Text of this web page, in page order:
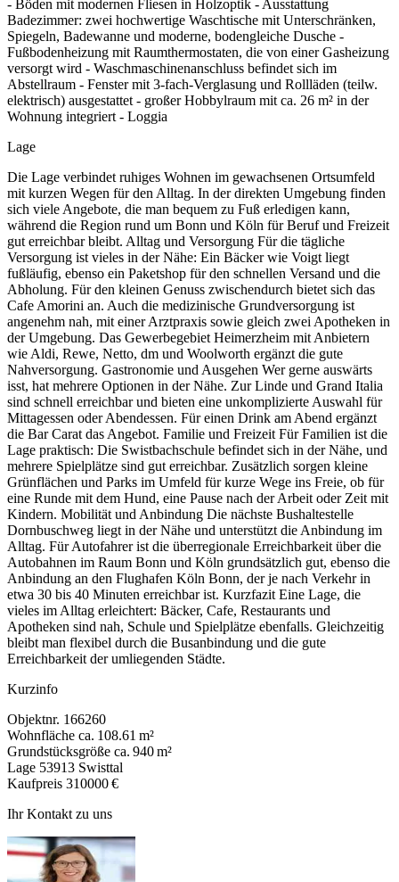
- Böden mit modernen Fliesen in Holzoptik - Ausstattung
Badezimmer: zwei hochwertige Waschtische mit Unterschränken,
Spiegeln, Badewanne und moderne, bodengleiche Dusche -
Fußbodenheizung mit Raumthermostaten, die von einer Gasheizung
versorgt wird - Waschmaschinenanschluss befindet sich im
Abstellraum - Fenster mit 3-fach-Verglasung und Rollläden (teilw.
elektrisch) ausgestattet - großer Hobbylraum mit ca. 26 m² in der
Wohnung integriert - Loggia
Lage
Die Lage verbindet ruhiges Wohnen im gewachsenen Ortsumfeld
mit kurzen Wegen für den Alltag. In der direkten Umgebung finden
sich viele Angebote, die man bequem zu Fuß erledigen kann,
während die Region rund um Bonn und Köln für Beruf und Freizeit
gut erreichbar bleibt. Alltag und Versorgung Für die tägliche
Versorgung ist vieles in der Nähe: Ein Bäcker wie Voigt liegt
fußläufig, ebenso ein Paketshop für den schnellen Versand und die
Abholung. Für den kleinen Genuss zwischendurch bietet sich das
Cafe Amorini an. Auch die medizinische Grundversorgung ist
angenehm nah, mit einer Arztpraxis sowie gleich zwei Apotheken in
der Umgebung. Das Gewerbegebiet Heimerzheim mit Anbietern
wie Aldi, Rewe, Netto, dm und Woolworth ergänzt die gute
Nahversorgung. Gastronomie und Ausgehen Wer gerne auswärts
isst, hat mehrere Optionen in der Nähe. Zur Linde und Grand Italia
sind schnell erreichbar und bieten eine unkomplizierte Auswahl für
Mittagessen oder Abendessen. Für einen Drink am Abend ergänzt
die Bar Carat das Angebot. Familie und Freizeit Für Familien ist die
Lage praktisch: Die Swistbachschule befindet sich in der Nähe, und
mehrere Spielplätze sind gut erreichbar. Zusätzlich sorgen kleine
Grünflächen und Parks im Umfeld für kurze Wege ins Freie, ob für
eine Runde mit dem Hund, eine Pause nach der Arbeit oder Zeit mit
Kindern. Mobilität und Anbindung Die nächste Bushaltestelle
Dornbuschweg liegt in der Nähe und unterstützt die Anbindung im
Alltag. Für Autofahrer ist die überregionale Erreichbarkeit über die
Autobahnen im Raum Bonn und Köln grundsätzlich gut, ebenso die
Anbindung an den Flughafen Köln Bonn, der je nach Verkehr in
etwa 30 bis 40 Minuten erreichbar ist. Kurzfazit Eine Lage, die
vieles im Alltag erleichtert: Bäcker, Cafe, Restaurants und
Apotheken sind nah, Schule und Spielplätze ebenfalls. Gleichzeitig
bleibt man flexibel durch die Busanbindung und die gute
Erreichbarkeit der umliegenden Städte.
Kurzinfo
Objektnr. 166260
Wohnfläche ca. 108.61 m²
Grundstücksgröße ca. 940 m²
Lage 53913 Swisttal
Kaufpreis 310000 €
Ihr Kontakt zu uns